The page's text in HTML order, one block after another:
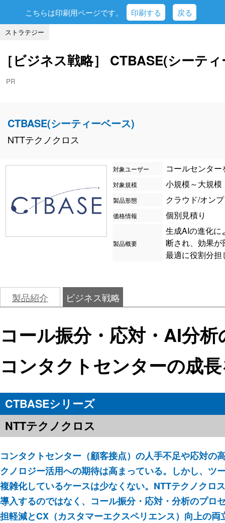
こちらは印刷用ページです。 印刷する 戻る
ストラテジー
［ビジネス戦略］ CTBASE(シーテ
PR
CTBASE(シーティーベース)
NTTテクノクロス
対象ユーザー コールセンタ
対象規模 小規模～大規模
製品形態 クラウド/オン
価格情報 個別見積り
製品概要
生成AIの進化に
断され、効果
最適に役割分担
製品紹介 ビジネス戦略
コール振分・応対・AI分
コンタクトセンターの成
CTBASEシリーズ
NTTテクノクロス
コンタクトセンター（顧客接点）の人手不足や応対の
クノロジー活用への期待は高まっている。しかし、ツ
複雑化しているケースは少なくない。NTTテクノクロ
導入するのではなく、コール振分・応対・分析のプロ
担軽減とCX（カスタマーエクスペリエンス）向上の両